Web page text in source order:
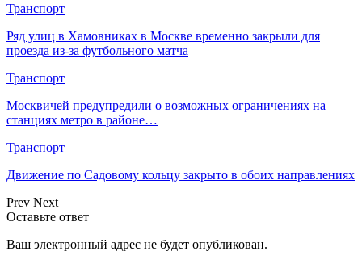
Транспорт
Ряд улиц в Хамовниках в Москве временно закрыли для
проезда из-за футбольного матча
Транспорт
Москвичей предупредили о возможных ограничениях на
станциях метро в районе…
Транспорт
Движение по Садовому кольцу закрыто в обоих направлениях
Prev Next
Оставьте ответ
Ваш электронный адрес не будет опубликован.